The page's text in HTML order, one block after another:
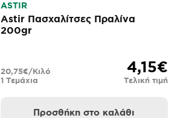
ASTIR
Astir Πασχαλίτσες Πραλίνα
200gr
4,15€
Τελική τιμή
1 Τεμάχια
20,75€/Κιλό
Προσθήκη στο καλάθι